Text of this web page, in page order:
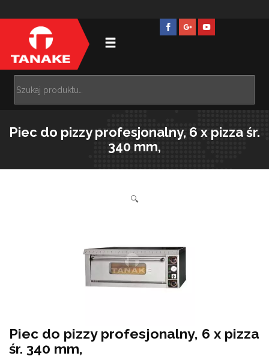
Piec do pizzy profesjonalny, 6 x pizza śr.
340 mm,
🔍
Piec do pizzy profesjonalny, 6 x pizza
śr. 340 mm,